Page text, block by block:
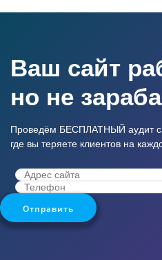
Ваш сайт
но не
Проведём БЕСПЛАТНЫЙ аудит
где вы теряете клиентов на